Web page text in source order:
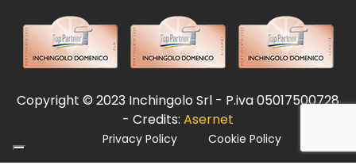
Copyright © 2023 Inchingolo Srl - P.iva 05017500728
- Credits: Asernet
Privacy Policy Cookie Policy